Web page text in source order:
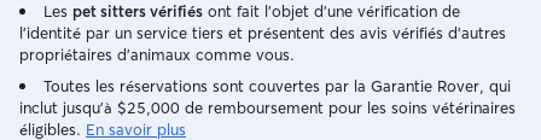
semaine,
horraires
garde de chiens
moments, car je
Les pet sitters vérifiés ont fait l'objet d'une vérification de
l'identité par un service tiers et présentent des avis vérifiés d'autres
propriétaires d'animaux comme vous.
Toutes les réservations sont couvertes par la Garantie Rover, qui
inclut jusqu'à $25,000 de remboursement pour les soins vétérinaires
éligibles. En savoir plus